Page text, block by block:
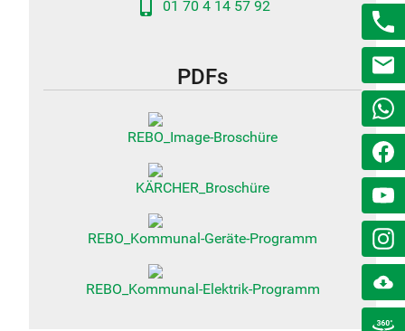
phone_android 01 70 4 14 57 92
PDFs
REBO_Image-Broschüre
KÄRCHER_Broschüre
REBO_Kommunal-Geräte-Programm
REBO_Kommunal-Elektrik-Programm